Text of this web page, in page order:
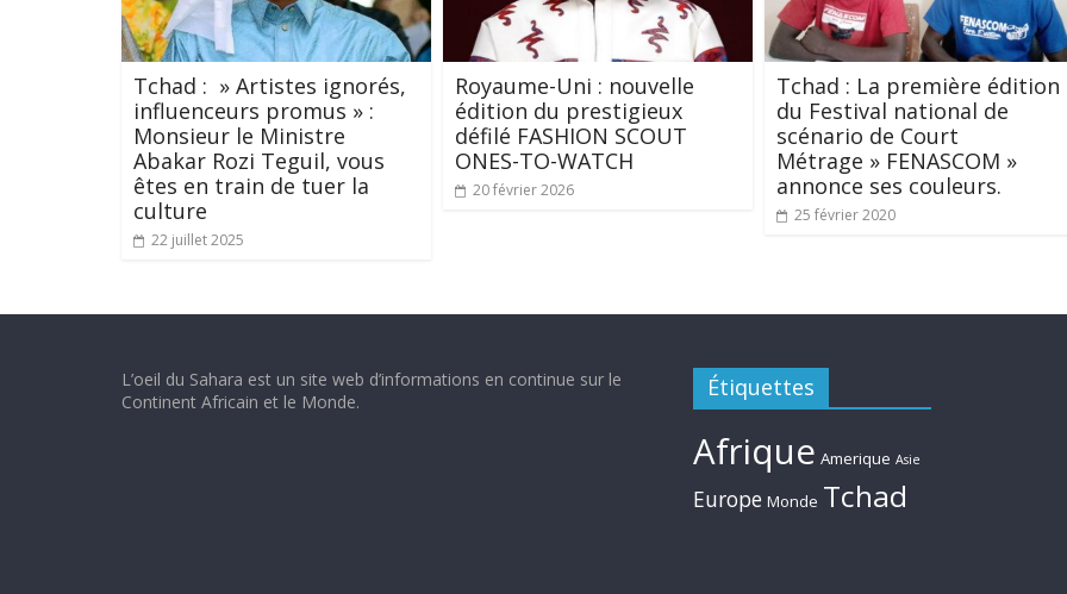
Tchad : » Artistes ignorés,
influenceurs promus » :
Monsieur le Ministre
Abakar Rozi Teguil, vous
êtes en train de tuer la
culture
22 juillet 2025
Royaume-Uni : nouvelle
édition du prestigieux
défilé FASHION SCOUT
ONES-TO-WATCH
20 février 2026
Tchad : La première édition
du Festival national de
scénario de Court
Métrage » FENASCOM »
annonce ses couleurs.
25 février 2020
L’oeil du Sahara est un site web d’informations en continue sur le
Continent Africain et le Monde.
Étiquettes
Afrique Amerique Asie
Europe Monde Tchad